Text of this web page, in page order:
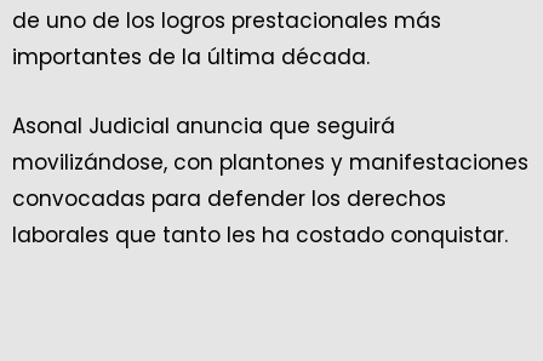
de uno de los logros prestacionales más
importantes de la última década.
Asonal Judicial anuncia que seguirá
movilizándose, con plantones y manifestaciones
convocadas para defender los derechos
laborales que tanto les ha costado conquistar.